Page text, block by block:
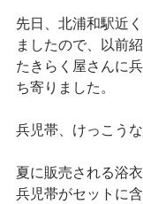
先日、北浦和駅近
ましたので、以前
たきらく屋さんに
ち寄りました。
兵児帯、けっこう
夏に販売される浴
兵児帯がセットに